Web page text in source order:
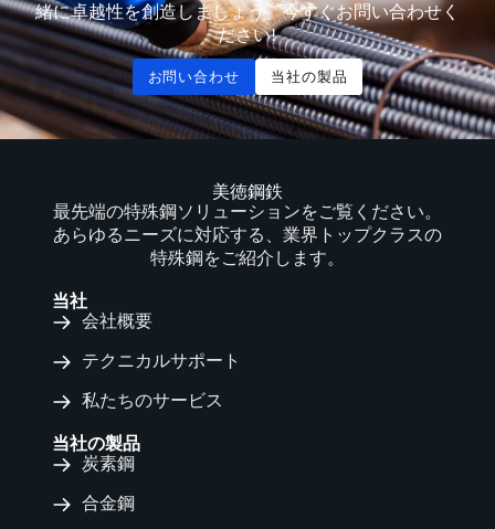
緒に卓越性を創造しましょう。今すぐお問い合わせく
ださい!
お問い合わせ 当社の製品
美徳鋼鉄
最先端の特殊鋼ソリューションをご覧ください。
あらゆるニーズに対応する、業界トップクラスの
特殊鋼をご紹介します。
当社
会社概要
テクニカルサポート
私たちのサービス
当社の製品
炭素鋼
合金鋼